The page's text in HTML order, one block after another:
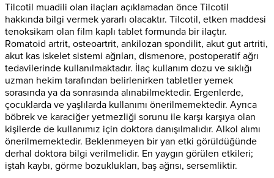
Tilcotil muadili olan ilaçları açıklamadan önce Tilcotil
hakkında bilgi vermek yararlı olacaktır. Tilcotil, etken maddesi
tenoksikam olan film kaplı tablet formunda bir ilaçtır.
Romatoid artrit, osteoartrit, ankilozan spondilit, akut gut artriti,
akut kas iskelet sistemi ağrıları, dismenore, postoperatif ağrı
tedavilerinde kullanılmaktadır. İlaç kullanım dozu ve sıklığı
uzman hekim tarafından belirlenirken tabletler yemek
sorasında ya da sonrasında alınabilmektedir. Ergenlerde,
çocuklarda ve yaşlılarda kullanımı önerilmemektedir. Ayrıca
böbrek ve karaciğer yetmezliği sorunu ile karşı karşıya olan
kişilerde de kullanımız için doktora danışılmalıdır. Alkol alımı
önerilmemektedir. Beklenmeyen bir yan etki görüldüğünde
derhal doktora bilgi verilmelidir. En yaygın görülen etkileri;
iştah kaybı, görme bozuklukları, baş ağrısı, sersemliktir.